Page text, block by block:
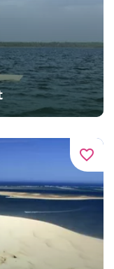
favorite_border